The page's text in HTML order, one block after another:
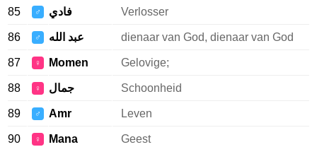
85 ♂ فادي Verlosser
86 ♂ عبد الله dienaar van God, dienaar van God
87 ♀ Momen Gelovige;
88 ♀ جمال Schoonheid
89 ♂ Amr Leven
90 ♀ Mana Geest